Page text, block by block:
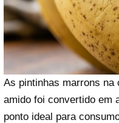
As pintinhas marrons na
amido foi convertido em
ponto ideal para